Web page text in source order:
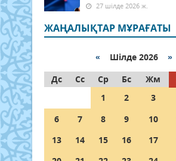
27 шілде 2026 ж.
ЖАҢАЛЫҚТАР МҰРАҒАТЫ
« Шілде 2026 »
Дс
Сс Ср Бс Жм
1
2 3
6
7 8 9 10
13
14 15 16 17